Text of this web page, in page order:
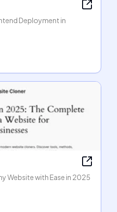
Deployment in
Website with Ease in 2025